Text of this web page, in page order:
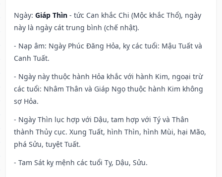
Ngày: Giáp Thìn - tức Can khắc Chi (Mộc khắc Thổ), ngày
này là ngày cát trung bình (chế nhật).
- Nạp âm: Ngày Phúc Đăng Hỏa, kỵ các tuổi: Mậu Tuất và
Canh Tuất.
- Ngày này thuộc hành Hỏa khắc với hành Kim, ngoại trừ
các tuổi: Nhâm Thân và Giáp Ngọ thuộc hành Kim không
sợ Hỏa.
- Ngày Thìn lục hợp với Dậu, tam hợp với Tý và Thân
thành Thủy cục. Xung Tuất, hình Thìn, hình Mùi, hại Mão,
phá Sửu, tuyệt Tuất.
- Tam Sát kỵ mệnh các tuổi Tỵ, Dậu, Sửu.